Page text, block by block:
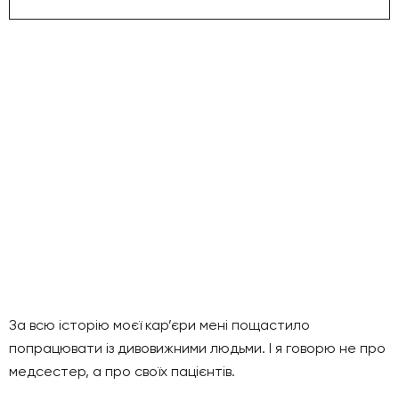
За всю історію моєї кар’єри мені пощастило
попрацювати із дивовижними людьми. І я говорю не про
медсестер, а про своїх пацієнтів.